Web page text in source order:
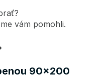
90x200
vám pomohli.